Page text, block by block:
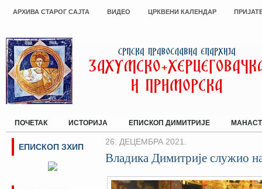
АРХИВА СТАРОГ САЈТА ВИДЕО ЦРКВЕНИ КАЛЕНДАР
ПОЧЕТАК ИСТОРИЈА ЕПИСКОП ДИМИТРИЈЕ
26. ДЕЦЕМБРА 2021.
Владика Димитрије служио
ЕПИСКОП ЗХИП